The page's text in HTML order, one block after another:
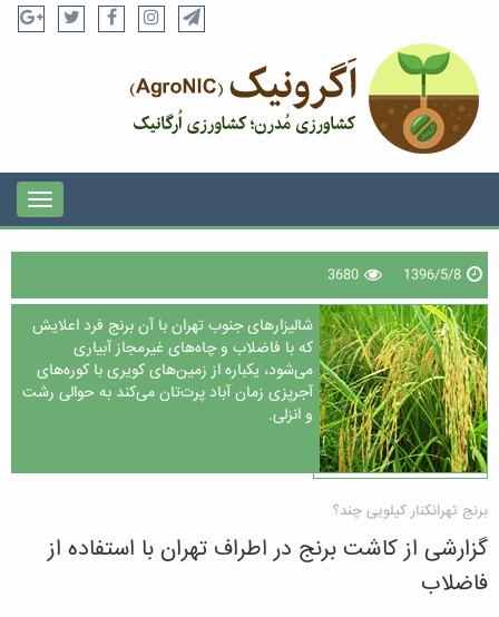
1396/5/8
3680
شالیزارهای جنوب تهران با آن برنج فرد اعلایش
که با فاضلاب و چاه‌های غیرمجاز آبیاری
می‌شود، یکباره از زمین‌های کویری با کوره‌های
آجرپزی زمان آباد پرت‌تان می‌کند به حوالی رشت
و انزلی.
برنج تهرانکنار کیلویی چند؟
گزارشی از کاشت برنج در اطراف تهران با استفاده از
فاضلاب